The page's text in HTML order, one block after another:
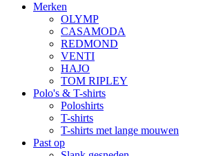
Merken
OLYMP
CASAMODA
REDMOND
VENTI
HAJO
TOM RIPLEY
Polo's & T-shirts
Poloshirts
T-shirts
T-shirts met lange mouwen
Past op